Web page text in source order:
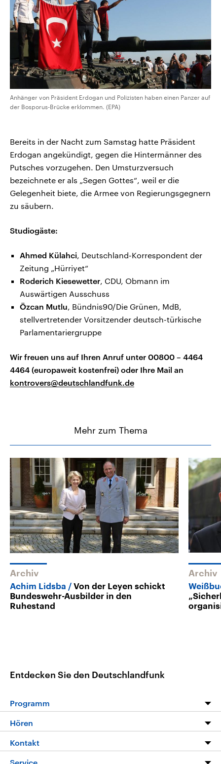
Anhänger von Präsident Erdogan und Polizisten haben einen Panzer auf
der Bosporus-Brücke erklommen. (EPA)
Bereits in der Nacht zum Samstag hatte Präsident
Erdogan angekündigt, gegen die Hintermänner des
Putsches vorzugehen. Den Umsturzversuch
bezeichnete er als „Segen Gottes“, weil er die
Gelegenheit biete, die Armee von Regierungsgegnern
zu säubern.
Studiogäste:
Ahmed Külahci, Deutschland-Korrespondent der
Zeitung „Hürriyet“
Roderich Kiesewetter, CDU, Obmann im
Auswärtigen Ausschuss
Özcan Mutlu, Bündnis90/Die Grünen, MdB,
stellvertretender Vorsitzender deutsch-türkische
Parlamentariergruppe
Wir freuen uns auf Ihren Anruf unter 00800 – 4464
4464 (europaweit kostenfrei) oder Ihre Mail an
kontrovers@deutschlandfunk.de
Mehr zum Thema
Archiv
Achim Lidsba
Von der Leyen schickt
Bundeswehr-Ausbilder in den
Ruhestand
Archiv
Entdecken Sie den Deutschlandfunk
Programm
Programm
Die Nachrichten
Hören
Livestream
Kontakt
Hörerservice